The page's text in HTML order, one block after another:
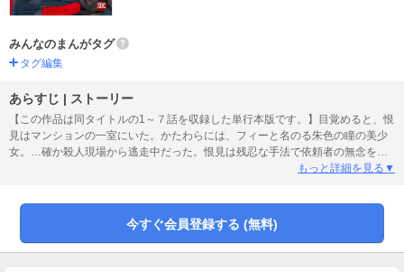
みんなのまんがタグ
タグ編集
あらすじ | ストーリー
【この作品は同タイトルの1～７話を収録した単行本版です。】目覚めると、恨
見はマンションの一室にいた。かたわらには、フィーと名のる朱色の瞳の美少
女。…確か殺人現場から逃走中だった。恨見は残忍な手法で依頼者の無念を晴
らす「復讐代行屋」だ。当然敵も多いが、これはいったい――？ 「あなたを
謎めいた答えをよこす。彼女の正体は、天から舞い降りた不死鳥。復讐を通じ
て人の醜さを知ることが地球を救う道だというが？
もっと詳細を見る▼
今すぐ会員登録する (無料)